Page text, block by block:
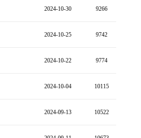
2024-10-30 9266
2024-10-25 9742
2024-10-22 9774
2024-10-04 10115
2024-09-13 10522